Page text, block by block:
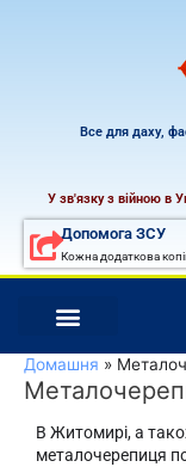
Все для даху,
У зв'язку з війною в
Допомога ЗСУ
Кожна додаткова
Домашня
В Житомирі, а
металочерепиця